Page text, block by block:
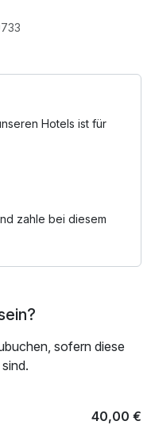
ausgezeichnet.
mit rund 11.000
gemütlicher mag,
mühelos nach oben.
auf einem 36.000
funkelnagelneue,
mit
Minigolfanlage,
– unsere Gäste
Sie von 80 km
Parkplatz,
Hotels ist für
zahle bei diesem
sofern diese
40,00 €